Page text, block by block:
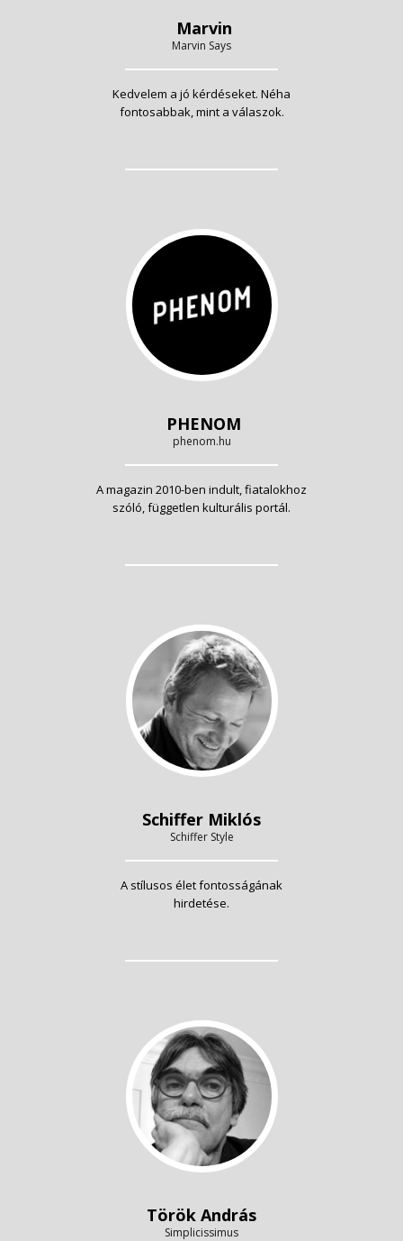
Marvin
Marvin Says
Kedvelem a jó kérdéseket. Néha
fontosabbak, mint a válaszok.
PHENOM
phenom.hu
A magazin 2010-ben indult, fiatalokhoz
szóló, független kulturális portál.
Schiffer Miklós
Schiffer Style
A stílusos élet fontosságának
hirdetése.
Török András
Simplicissimus